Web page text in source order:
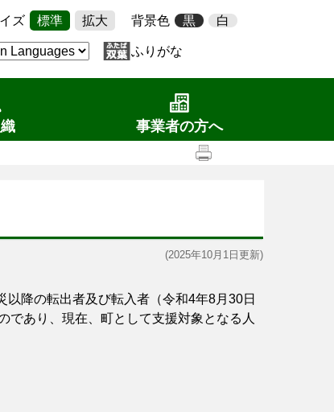
ズ 標準 拡大 背景色 黒 白
ふりがな
事業者の方へ
(2025年10月1日更新)
降の転出者及び転入者（令和4年8月30日
であり、現在、町として支援対象となる人